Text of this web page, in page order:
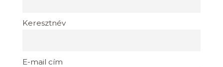
Keresztnév
E-mail cím